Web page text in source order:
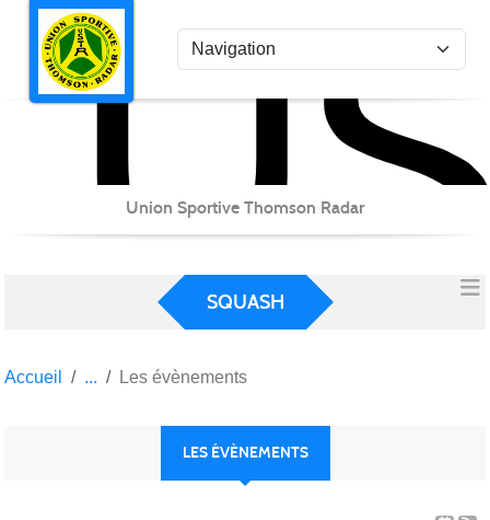
Union Sportive Thomson Radar
SQUASH
Accueil Les évènements
LES ÉVÈNEMENTS
Panneau de gestion des cookies